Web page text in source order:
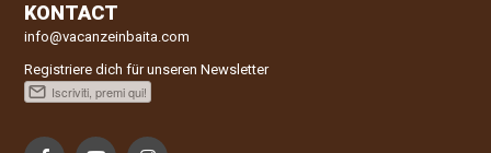
KONTACT
info@vacanzeinbaita.com
Registriere dich für unseren Newsletter